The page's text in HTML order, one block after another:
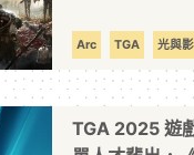
Arc
TGA 光與
射擊遊戲 遊戲大獎
TGA 2025 遊